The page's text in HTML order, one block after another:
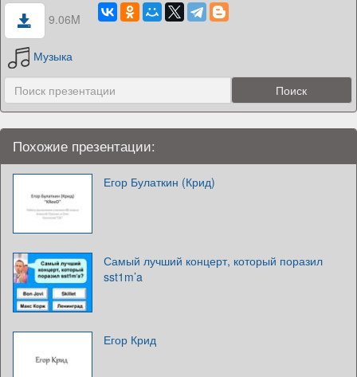
9.06M
Музыка
Похожие презентации:
Егор Булаткин (Крид)
Самый лучший концерт, который поразил
sst1m’a
Егор Крид